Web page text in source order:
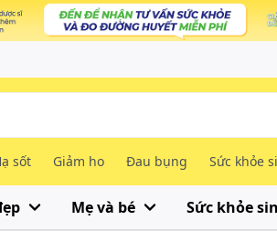
sốt Giảm ho Đau bụng Sức khỏe
Mẹ và bé Sức khỏe